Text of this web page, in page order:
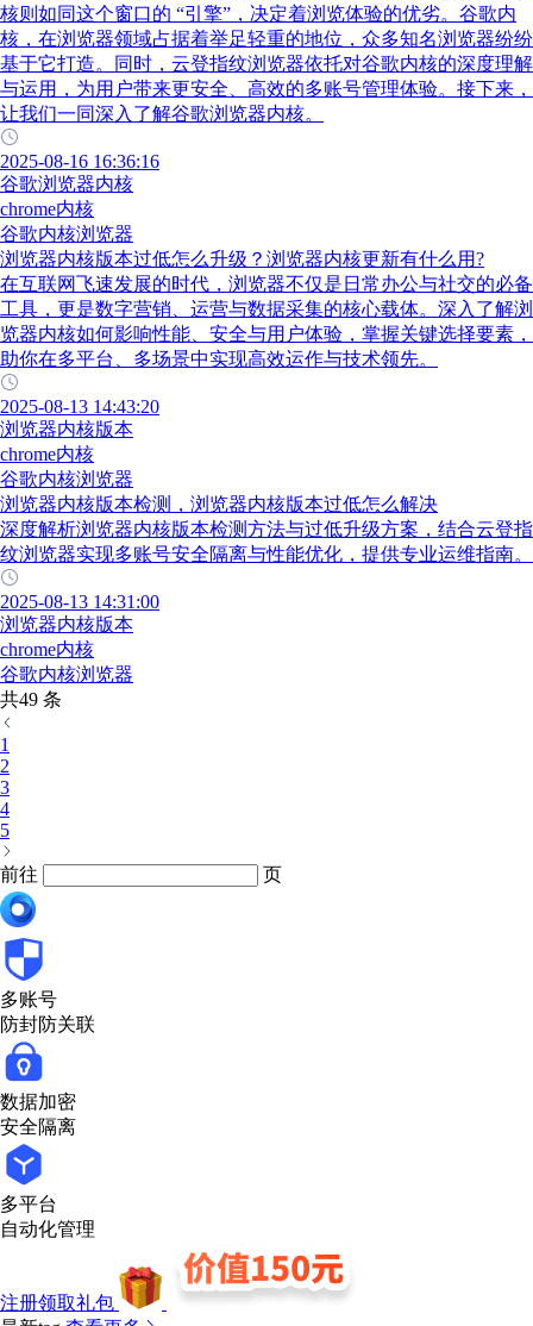
核则如同这个窗口的 “引擎”，决定着浏览体验的优劣。谷歌内
核，在浏览器领域占据着举足轻重的地位，众多知名浏览器纷纷
基于它打造。同时，云登指纹浏览器依托对谷歌内核的深度理解
与运用，为用户带来更安全、高效的多账号管理体验。接下来，
让我们一同深入了解谷歌浏览器内核。
2025-08-16 16:36:16
谷歌浏览器内核
chrome内核
谷歌内核浏览器
浏览器内核版本过低怎么升级？浏览器内核更新有什么用?
在互联网飞速发展的时代，浏览器不仅是日常办公与社交的必备
工具，更是数字营销、运营与数据采集的核心载体。深入了解浏
览器内核如何影响性能、安全与用户体验，掌握关键选择要素，
助你在多平台、多场景中实现高效运作与技术领先。
2025-08-13 14:43:20
浏览器内核版本
chrome内核
谷歌内核浏览器
浏览器内核版本检测，浏览器内核版本过低怎么解决
深度解析浏览器内核版本检测方法与过低升级方案，结合云登指
纹浏览器实现多账号安全隔离与性能优化，提供专业运维指南。
2025-08-13 14:31:00
浏览器内核版本
chrome内核
谷歌内核浏览器
共49 条
1
2
3
4
5
前往 页
多账号
防封防关联
数据加密
安全隔离
多平台
自动化管理
注册领取礼包